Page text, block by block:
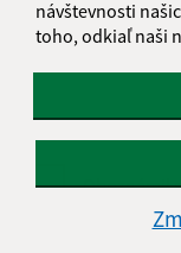
návštevnosti
toho, odkiaľ naši
Oboznámil